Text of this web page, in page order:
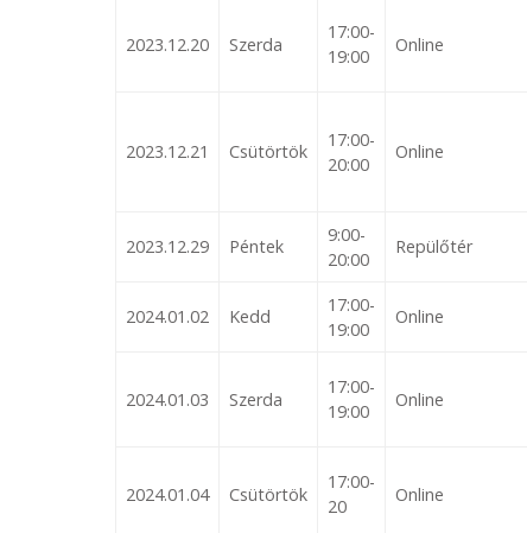
2023.12.20 Szerda
17:00-
19:00
Online
2023.12.21 Csütörtök
17:00-
20:00
Online
2023.12.29 Péntek
9:00-
20:00
Repülőtér
2024.01.02 Kedd
17:00-
19:00
Online
2024.01.03 Szerda
17:00-
19:00
Online
2024.01.04 Csütörtök
17:00-
20
Online